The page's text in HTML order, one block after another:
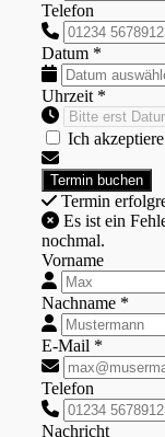
Telefon
Datum *
Uhrzeit *
Ich
Termin
nochmal.
Vorname
Nachname *
E-Mail *
Telefon
Nachricht